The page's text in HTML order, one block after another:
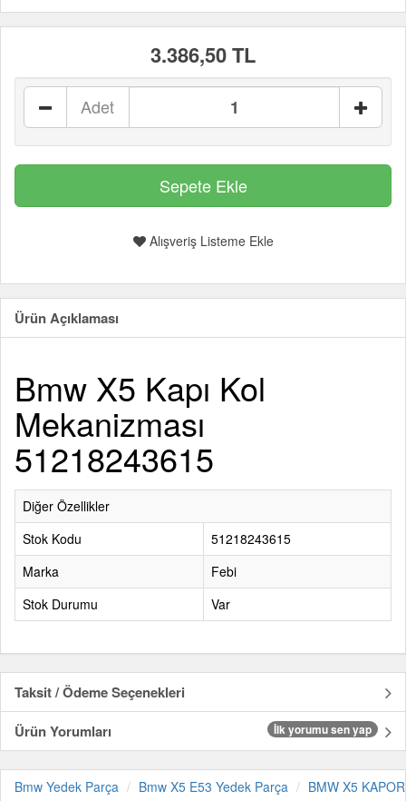
3.386,50 TL
Adet
Alışveriş Listeme Ekle
Ürün Açıklaması
Bmw X5 Kapı Kol
Mekanizması
51218243615
Diğer Özellikler
Stok Kodu
51218243615
Marka
Febi
Stok Durumu
Var
Taksit / Ödeme Seçenekleri
Ürün Yorumları
İlk yorumu sen yap
Bmw Yedek Parça Bmw X5 E53 Yedek Parça BMW X5